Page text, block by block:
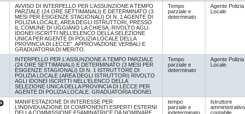
AVVISO DI INTERPELLO PER L’ASSUNZIONE A TEMPO
PARZIALE (24 ORE SETTIMANALI) E DETERMINATO (3
MESI PER ESIGENZE STAGIONALI) DI N. 1 AGENTE DI
POLIZIA LOCALE, AREA DEGLI ISTRUTTORI, PRESSO
IL COMUNE DI UGGIANO LA CHIESA, RIVOLTO AGLI
IDONEI ISCRITTI NELL’ELENCO DELLA SELEZIONE
UNICA PER AGENTE DI POLIZIA LOCALE DELLA
PROVINCIA DI LECCE”. APPROVAZIONE VERBALI E
GRADUATORIA DI MERITO.
Tempo
parziale e
determinato
Agente Polizia
Locale
INTERPELLO PER L'ASSUNZIONE A TEMPO PARZIALE
(24 ORE SETTIMANALI) E DETERMINATO (3 MESI PER
ESIGENZE STAGIONALI) DI N. 1 ISTRUTTORE DI
POLIZIA LOCALE (AREA DEGLI ISTRUTTORI) RIVOLTO
AGLI IDONEI ISCRITTI NELL'ELENCO DELLA
SELEZIONE UNICA DELLA PROVINCIA DI LECCE PER
AGENTE DI POLIZIA LOCALE. GRADUATORIA IDONEI.
Tempo
parziale e
determinato
Agente Polizia
Locale
MANIFESTAZIONE DI INTERESSE PER
L’INDIVIDUAZIONE DI COMPONENTI ESPERTI ESTERNI
DELLA COMMISSIONE ESAMINATRICE DA NOMINARE
tempo
parziale e
indeterminato
Istruttore
contabile